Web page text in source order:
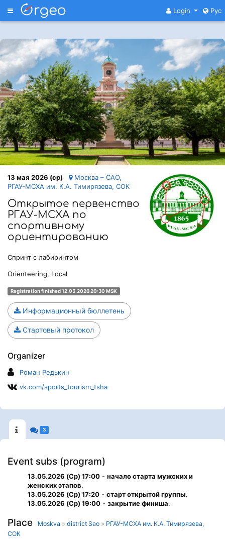
Меню Login Рус
13 мая 2026 (ср)
Москва – САО,
РГАУ-МСХА им. К.А. Тимирязева, СОК
Открытое первенство
РГАУ-МСХА по
спортивному
ориентированию
Спринт с лабиринтом
Orienteering, Local
Registration finished 12.05.2026 20:30 MSK
Информационный бюллетень
Стартовый протокол
Organizer
Роман Редькин
vk.com/sports_tourism_tsha
3
Event subs (program)
13.05.2026 (Ср) 17:00 - начало старта мужских и
женских этапов.
13.05.2026 (Ср) 17:20 - старт открытой группы.
13.05.2026 (Ср) 19:00 - закрытие финиша.
Place Moskva » district Sao » РГАУ-МСХА им. К.А. Тимирязева,
СОК